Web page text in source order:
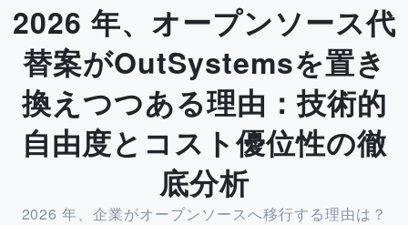
2026 年、オープンソース代
替案がOutSystemsを置き
換えつつある理由：技術的
自由度とコスト優位性の徹
底分析
2026 年、企業がオープンソースへ移行する理由は？